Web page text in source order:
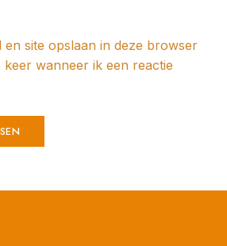
en site opslaan in deze browser
wanneer ik een reactie